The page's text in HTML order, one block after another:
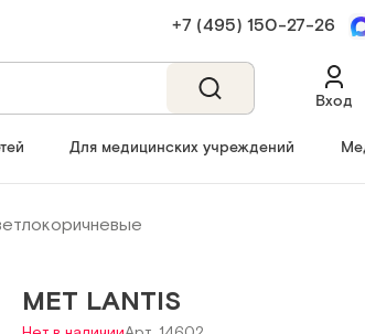
+7 (495) 150‑27‑26
Вход
Для медицинских учреждений
MET LANTIS